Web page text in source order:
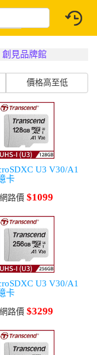
創見品牌館
價格高至低
U3 V30/A1
卡
網路價 $1099
U3 V30/A1
卡
網路價 $3299